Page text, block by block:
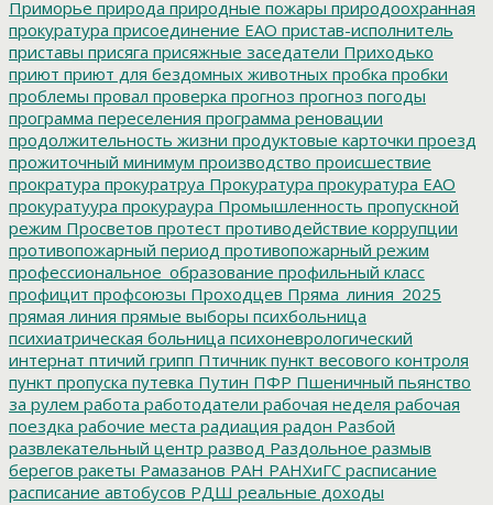
Приморье природа природные пожары природоохранная
прокуратура присоединение ЕАО пристав-исполнитель
приставы присяга присяжные заседатели Приходько
приют приют для бездомных животных пробка пробки
проблемы провал проверка прогноз прогноз погоды
программа переселения программа реновации
продолжительность жизни продуктовые карточки проезд
прожиточный минимум производство происшествие
прократура прокуратруа Прокуратура прокуратура ЕАО
прокуратуура прокураура Промышленность пропускной
режим Просветов протест противодействие коррупции
противопожарный период противопожарный режим
профессиональное_образование профильный класс
профицит профсоюзы Проходцев Пряма_линия_2025
прямая линия прямые выборы психбольница
психиатрическая больница психоневрологический
интернат птичий грипп Птичник пункт весового контроля
пункт пропуска путевка Путин ПФР Пшеничный пьянство
за рулем работа работодатели рабочая неделя рабочая
поездка рабочие места радиация радон Разбой
развлекательный центр развод Раздольное размыв
берегов ракеты Рамазанов РАН РАНХиГС расписание
расписание автобусов РДШ реальные доходы